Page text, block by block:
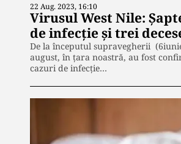
22 Aug. 2023, 16:10
Virusul West Nile:
de infecție și trei
De la începutul supravegherii
august, în țara noastră, au fost
cazuri de infecție…